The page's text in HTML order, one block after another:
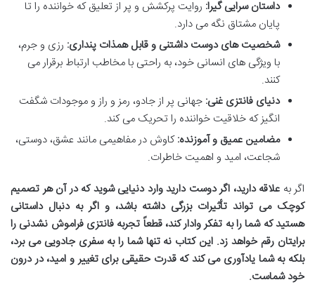
داستان سرایی گیرا: روایت پرکشش و پر از تعلیق که خواننده را تا
پایان مشتاق نگه می دارد.
شخصیت های دوست داشتنی و قابل همذات پنداری: رزی و جرم،
با ویژگی های انسانی خود، به راحتی با مخاطب ارتباط برقرار می
کنند.
دنیای فانتزی غنی: جهانی پر از جادو، رمز و راز و موجودات شگفت
انگیز که خلاقیت خواننده را تحریک می کند.
مضامین عمیق و آموزنده:کاوش در مفاهیمی مانند عشق، دوستی،
شجاعت، امید و اهمیت خاطرات.
اگر به علاقه دارید، اگر دوست دارید وارد دنیایی شوید که در آن هر تصمیم
کوچک می تواند تأثیرات بزرگی داشته باشد، و اگر به دنبال داستانی
هستید که شما را به تفکر وادار کند،قطعاً تجربه فانتزی فراموش نشدنی را
برایتان رقم خواهد زد. این کتاب نه تنها شما را به سفری جادویی می برد،
بلکه به شما یادآوری می کند که قدرت حقیقی برای تغییر و امید، در درون
خود شماست.